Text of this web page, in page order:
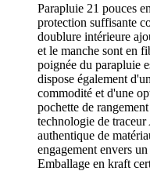
Parapluie 21 pouces
protection suffisante
doublure intérieure
et le manche sont en
poignée du parapluie
dispose également
commodité et d'une
pochette de
technologie de
authentique de
engagement envers
Emballage en kraft